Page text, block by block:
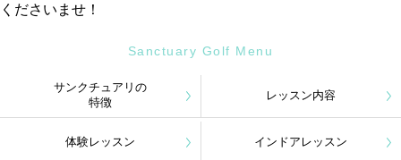
くださいませ！
Sanctuary Golf Menu
サンクチュアリの
特徴
レッスン内容
体験レッスン インドアレッスン